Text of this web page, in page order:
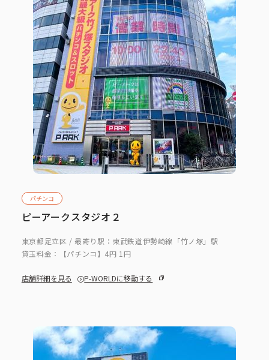
パチンコ
ピーアークスタジオ２
東京都足立区 / 最寄り駅：東武鉄道伊勢崎線「竹ノ塚」駅
貸玉料金：
【パチンコ】4円 1円
店舗詳細を見る P-WORLDに移動する